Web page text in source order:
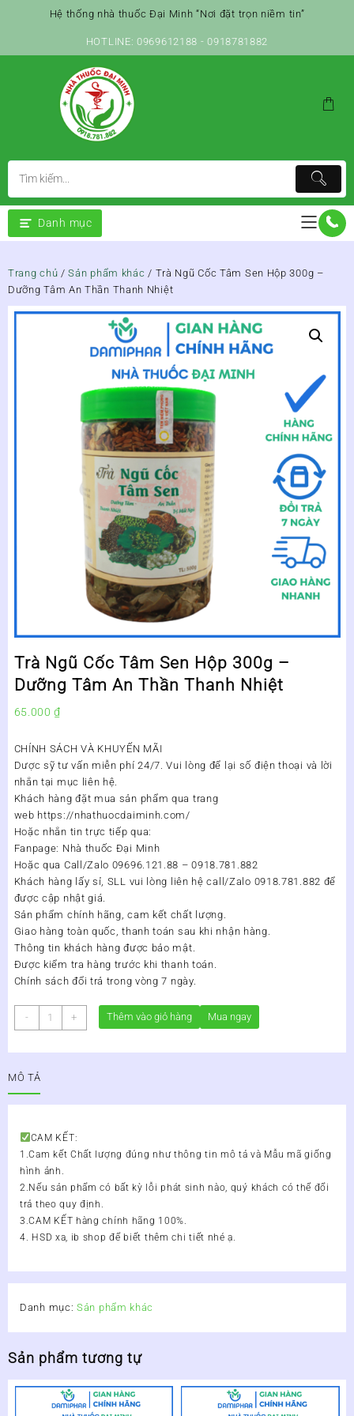
Hệ thống nhà thuốc Đại Minh “Nơi đặt trọn niềm tin”
HOTLINE: 0969612188 - 0918781882
Danh mục
Trang chủ /Sản phẩm khác / Trà Ngũ Cốc Tâm Sen Hộp 300g –
Dưỡng Tâm An Thần Thanh Nhiệt
Trà Ngũ Cốc Tâm Sen Hộp 300g –
Dưỡng Tâm An Thần Thanh Nhiệt
65.000₫
CHÍNH SÁCH VÀ KHUYẾN MÃI
Dược sỹ tư vấn miễn phí 24/7. Vui lòng để lại số điện thoại và lời
nhắn tại mục liên hệ.
Khách hàng đặt mua sản phẩm qua trang
web https://nhathuocdaiminh.com/
Hoặc nhắn tin trực tiếp qua:
Fanpage: Nhà thuốc Đại Minh
Hoặc qua Call/Zalo 09696.121.88 – 0918.781.882
Khách hàng lấy sỉ, SLL vui lòng liên hệ call/Zalo 0918.781.882 để
được cập nhật giá.
Sản phẩm chính hãng, cam kết chất lượng.
Giao hàng toàn quốc, thanh toán sau khi nhận hàng.
Thông tin khách hàng được bảo mật.
Được kiểm tra hàng trước khi thanh toán.
Chính sách đổi trả trong vòng 7 ngày.
-
Trà
Ngũ
Sen
Hộp
Dưỡng
An
Thanh
+ Thêm vào giỏ hàng Mua ngay
MÔ TẢ
CAM KẾT:
1.Cam kết Chất lượng đúng như thông tin mô tả và Mẫu mã giống
hình ảnh.
2.Nếu sản phẩm có bất kỳ lỗi phát sinh nào, quý khách có thể đổi
trả theo quy định.
3.CAM KẾT hàng chính hãng 100%.
4. HSD xa, ib shop để biết thêm chi tiết nhé ạ.
Danh mục: Sản phẩm khác
Sản phẩm tương tự